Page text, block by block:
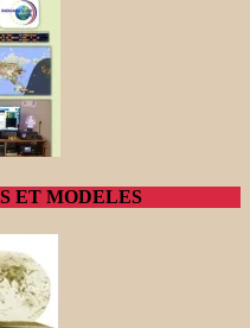
ET MODELES